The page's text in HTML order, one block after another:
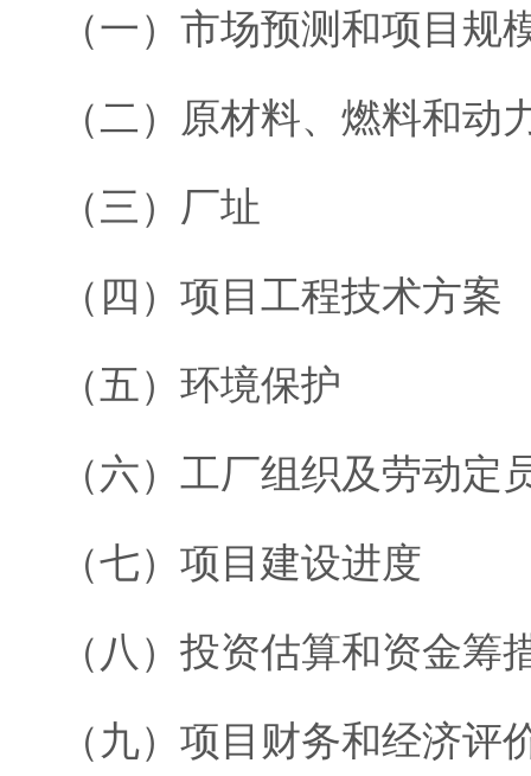
（一）市场预测和项目规
（二）原材料、燃料和动
（三）厂址
（四）项目工程技术方案
（五）环境保护
（六）工厂组织及劳动定
（七）项目建设进度
（八）投资估算和资金筹
（九）项目财务和经济评